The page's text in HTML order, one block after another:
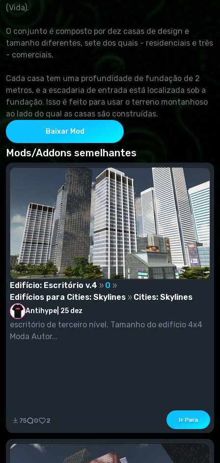
(Vida).
O conjunto é composto por dez casas de design e
tamanho diferentes, sete dos quais - residenciais e três
- comerciais.
Cada casa tem uma profundidade de fundação de 2
metros, e a escadaria de entrada está localizada sob a
fundação. Isso é feito para usar o terreno montanhoso
ao lado do qual as casas são construídas.
Baixar Mod
Mods/Addons semelhantes
Edifício: Escritório v.4
0
Edifícios para Cities: Skylines
Cities: Skylines
Antihype 25 dez
escritório de terceiro nível. Tamanho do edifício 4x4
Moda Autor...
75 0 2 Ir Para